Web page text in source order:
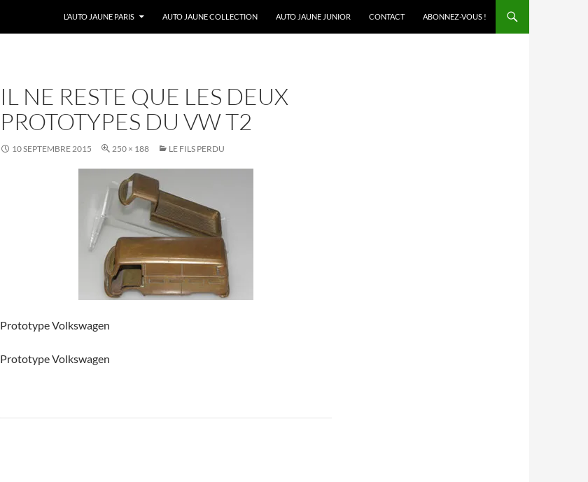
L’AUTO JAUNE PARIS
AUTO JAUNE COLLECTION AUTO JAUNE JUNIOR CONTACT ABONNEZ-VOUS !
IL NE RESTE QUE LES DEUX
PROTOTYPES DU VW T2
10 SEPTEMBRE 2015 250 × 188 LE FILS PERDU
Prototype Volkswagen
Prototype Volkswagen